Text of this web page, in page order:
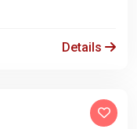
Details